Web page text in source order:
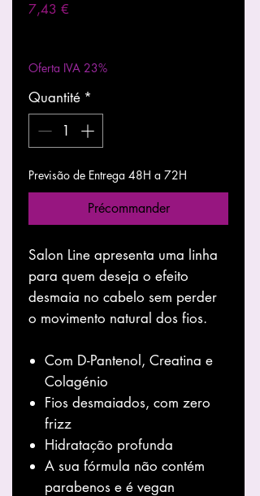
7,43 €
Oferta IVA 23%
Quantité *
Previsão de Entrega 48H a 72H
Précommander
Salon Line apresenta uma linha
para quem deseja o efeito
desmaia no cabelo sem perder
o movimento natural dos fios.
Com D-Pantenol, Creatina e
Colagénio
Fios desmaiados, com zero
frizz
Hidratação profunda
A sua fórmula não contém
parabenos e é vegan